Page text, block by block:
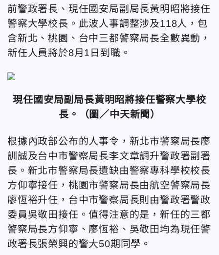
前警政署長、現任國安局副局長黃明昭將接任
警察大學校長。此波人事調整涉及118人，包
含新北、桃園、台中三都警察局長全數異動，
新任人員將於8月1日到職。
現任國安局副局長黃明昭將接任警察大學校
長。
（圖／中天新聞）
根據內政部公布的人事令，新北市警察局長廖
訓誠及台中市警察局長李文章調升警政署副署
長。新北市警察局長遺缺由警察專科學校校長
方仰寧接任，桃園市警察局長由航空警察局長
廖恆裕升任，台中市警察局長則由警政署警政
委員吳敬田接任。值得注意的是，新任的三都
警察局長方仰寧、廖恆裕、吳敬田均為現任警
政署長張榮興的警大50期同學。